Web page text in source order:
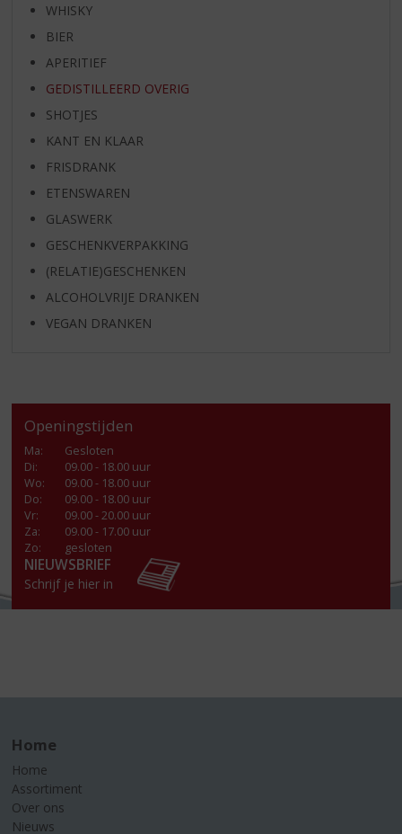
WHISKY
BIER
APERITIEF
GEDISTILLEERD OVERIG
SHOTJES
KANT EN KLAAR
FRISDRANK
ETENSWAREN
GLASWERK
GESCHENKVERPAKKING
(RELATIE)GESCHENKEN
ALCOHOLVRIJE DRANKEN
VEGAN DRANKEN
Openingstijden
Ma:
Gesloten
Di:
09.00 - 18.00 uur
Wo:
09.00 - 18.00 uur
Do:
09.00 - 18.00 uur
Vr:
09.00 - 20.00 uur
Za:
09.00 - 17.00 uur
Zo:
gesloten
NIEUWSBRIEF
Schrijf je hier in
Home
Home
Assortiment
Over ons
Nieuws